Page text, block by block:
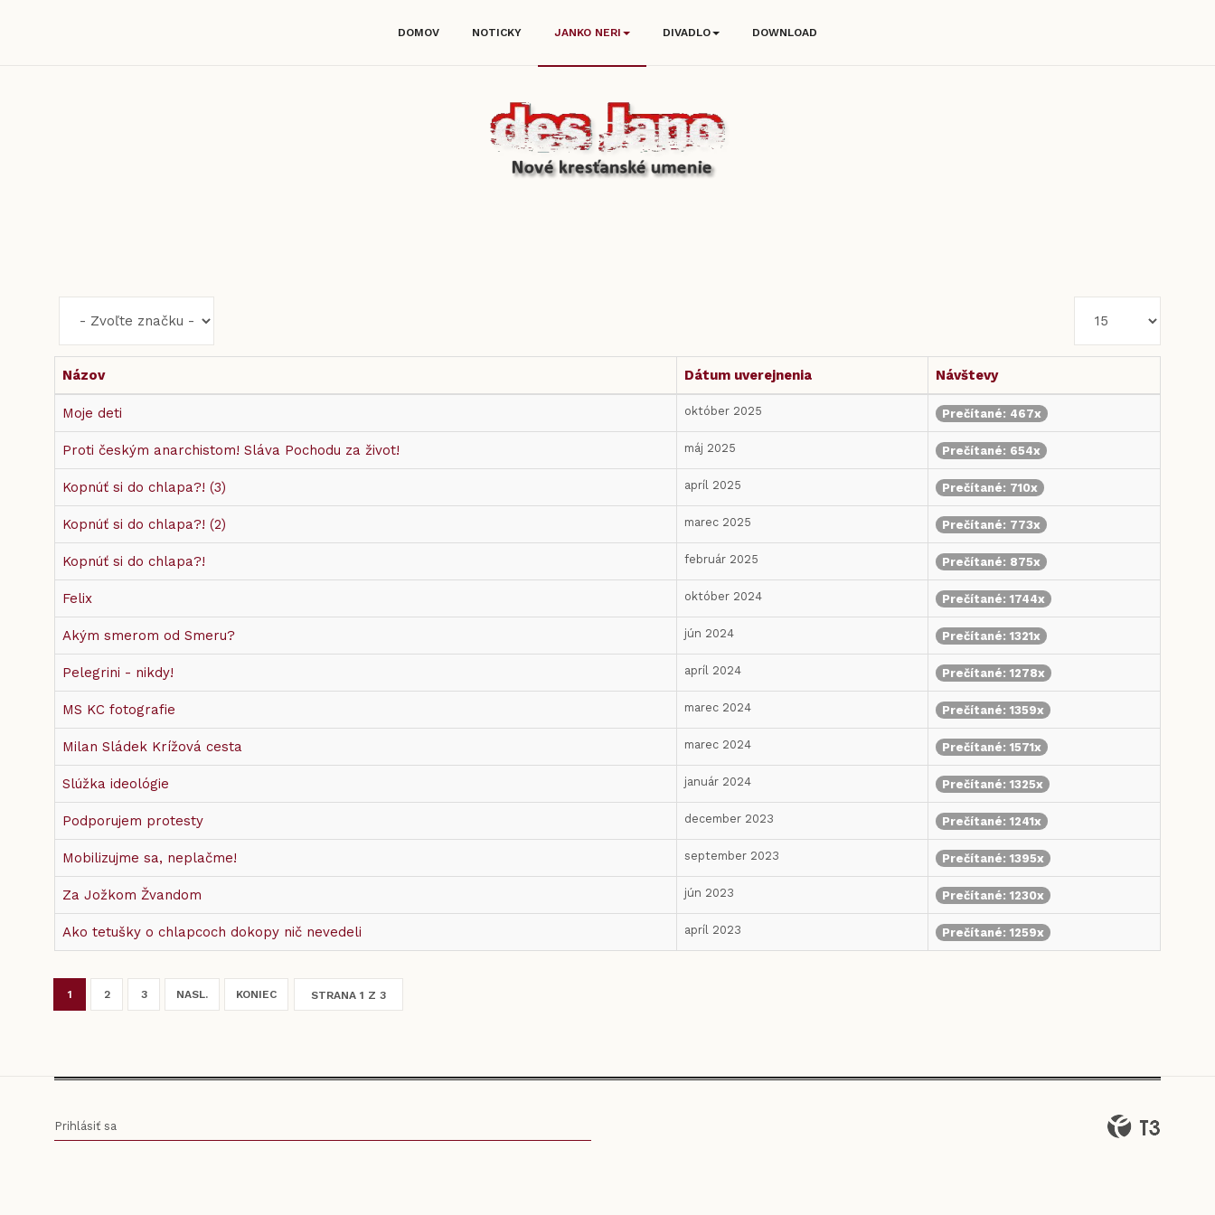
DOMOV NOTICKY JANKO NERI DIVADLO DOWNLOAD
položky
Názov Dátum uverejnenia Návštevy
Moje deti október 2025 Prečítané: 467x
Proti českým anarchistom! Sláva Pochodu za život! máj 2025 Prečítané: 654x
Kopnúť si do chlapa?! (3) apríl 2025 Prečítané: 710x
Kopnúť si do chlapa?! (2) marec 2025 Prečítané: 773x
Kopnúť si do chlapa?! február 2025 Prečítané: 875x
Felix október 2024 Prečítané: 1744x
Akým smerom od Smeru? jún 2024 Prečítané: 1321x
Pelegrini - nikdy! apríl 2024 Prečítané: 1278x
MS KC fotografie marec 2024 Prečítané: 1359x
Milan Sládek Krížová cesta marec 2024 Prečítané: 1571x
Slúžka ideológie január 2024 Prečítané: 1325x
Podporujem protesty december 2023 Prečítané: 1241x
Mobilizujme sa, neplačme! september 2023 Prečítané: 1395x
Za Jožkom Žvandom jún 2023 Prečítané: 1230x
Ako tetušky o chlapcoch dokopy nič nevedeli apríl 2023 Prečítané: 1259x
STRANA 1 Z 3
1 2 3 NASL. KONIEC
Prihlásiť sa